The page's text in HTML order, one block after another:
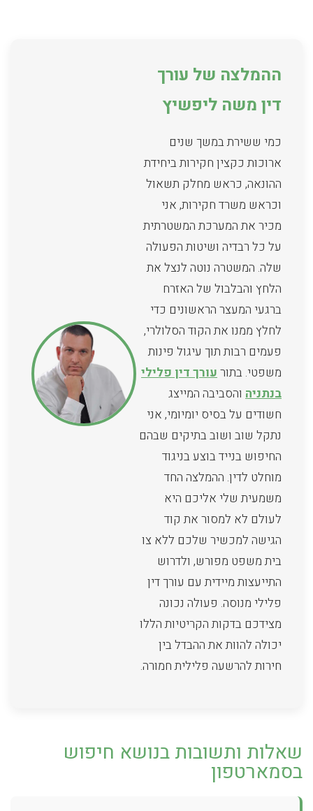
ההמלצה של עורך
דין משה ליפשיץ
כמי ששירת במשך שנים
ארוכות כקצין חקירות ביחידת
ההונאה, כראש מחלק תשאול
וכראש משרד חקירות, אני
מכיר את המערכת המשטרתית
על כל רבדיה ושיטות הפעולה
שלה. המשטרה נוטה לנצל את
הלחץ והבלבול של האזרח
ברגעי המעצר הראשונים כדי
לחלץ ממנו את הקוד הסלולרי,
פעמים רבות תוך עיגול פינות
משפטי. בתור עורך דין פלילי
בנתניה והסביבה המייצג
חשודים על בסיס יומיומי, אני
נתקל שוב ושוב בתיקים שבהם
החיפוש בנייד בוצע בניגוד
מוחלט לדין. ההמלצה החד
משמעית שלי אליכם היא
לעולם לא למסור את קוד
הגישה למכשיר שלכם ללא צו
בית משפט מפורש, ולדרוש
התייעצות מיידית עם עורך דין
פלילי מנוסה. פעולה נכונה
מצידכם בדקות הקריטיות הללו
יכולה להוות את ההבדל בין
חירות להרשעה פלילית חמורה.
שאלות ותשובות בנושא חיפוש
בסמארטפון